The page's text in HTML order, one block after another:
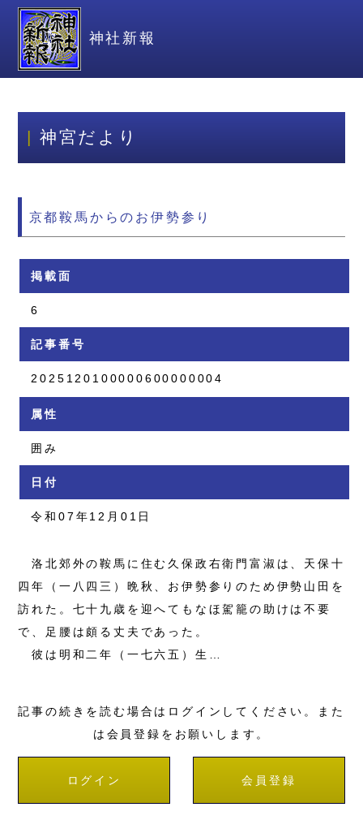
神社新報
神宮だより
京都鞍馬からのお伊勢参り
掲載面
6
記事番号
2025120100000600000004
属性
囲み
日付
令和07年12月01日
洛北郊外の鞍馬に住む久保政右衛門富淑は、天保十
四年（一八四三）晩秋、お伊勢参りのため伊勢山田を
訪れた。七十九歳を迎へてもなほ駕籠の助けは不要
で、足腰は頗る丈夫であった。
彼は明和二年（一七六五）生…
記事の続きを読む場合はログインしてください。また
は会員登録をお願いします。
ログイン 会員登録